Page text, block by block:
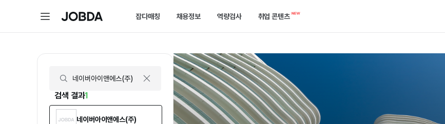
J
A
잡다매칭
매칭에 대한 모든 정보를 한곳에서 확인하세요.
잡다매칭 소개
스펙아닌 역량으로 취업하는 방법을 알려드릴게요.
채용정보
채용 스케줄을 놓치지 말고 관리해 보세요.
채용 공고
내가 선택한 필터로 공고를 쉽게 찾아보세요.
역량검사
750개 이상의 기업에서 확인하는 ‘진짜’ 역량을 진단해 보세요.
개발자 검사
실무와 가장 유사한 실전 개발 역량을 진단해 보세요.
취업 콘텐츠
지원부터 합격까지 필요한 정보들이 모여있어요.
기출 면접 연습
기업별 예상 면접 질문 확인과 면접 연습을 할 수 있어요.
검색 결과1
네이버아이앤에스(주)